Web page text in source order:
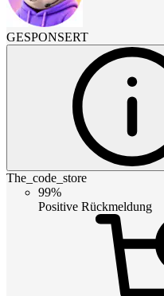
GESPONSERT
The_code_store
99%
Positive Rückmeldung